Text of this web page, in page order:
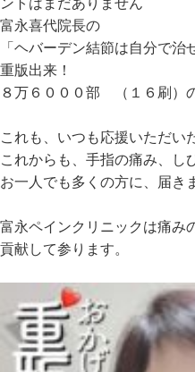
ントはまだありません
富永喜代院長の
「ヘバーデン結節は自分で
重版出来！
８万６０００部 （１６刷）
これも、いつも応援いただい
これからも、手指の痛み、し
お一人でも多くの方に、届き
富永ペインクリニックは痛み
貢献して参ります。